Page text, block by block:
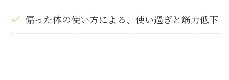
偏った体の使い方による、使い過ぎと筋力低下